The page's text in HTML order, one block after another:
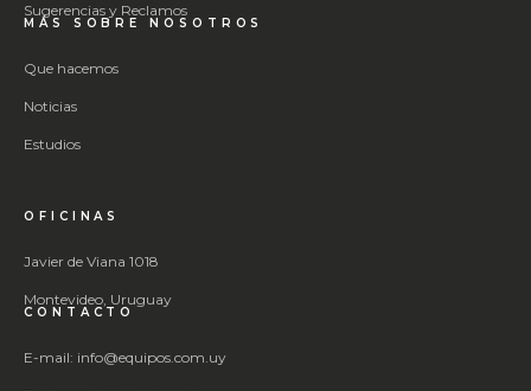
Sugerencias y Reclamos
MÁS SOBRE NOSOTROS
Que hacemos
Noticias
Estudios
OFICINAS
Javier de Viana 1018
Montevideo, Uruguay
CONTACTO
E-mail: info@equipos.com.uy